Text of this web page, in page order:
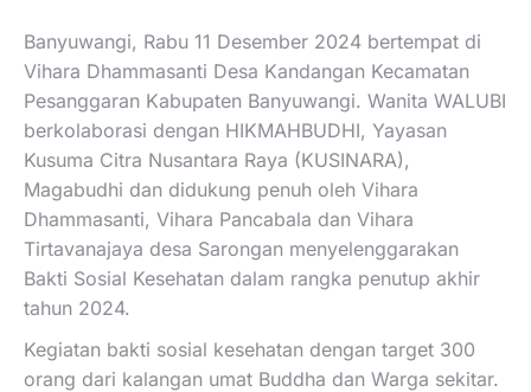
Banyuwangi, Rabu 11 Desember 2024 bertempat di
Vihara Dhammasanti Desa Kandangan Kecamatan
Pesanggaran Kabupaten Banyuwangi. Wanita WALUBI
berkolaborasi dengan HIKMAHBUDHI, Yayasan
Kusuma Citra Nusantara Raya (KUSINARA),
Magabudhi dan didukung penuh oleh Vihara
Dhammasanti, Vihara Pancabala dan Vihara
Tirtavanajaya desa Sarongan menyelenggarakan
Bakti Sosial Kesehatan dalam rangka penutup akhir
tahun 2024.
Kegiatan bakti sosial kesehatan dengan target 300
orang dari kalangan umat Buddha dan Warga sekitar.